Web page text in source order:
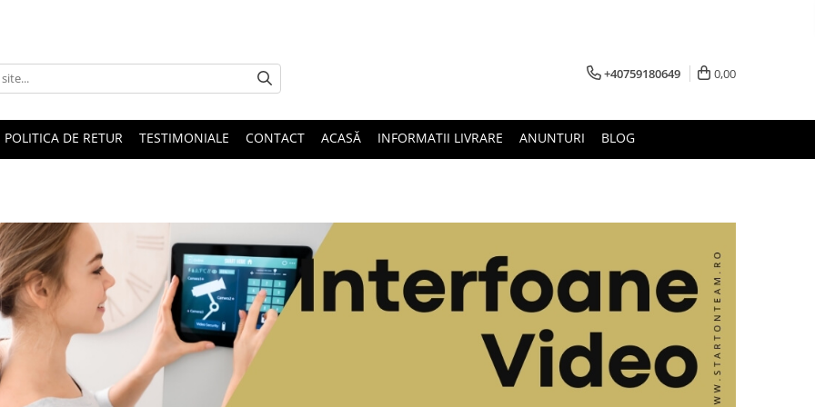
+40759180649 0,00
POLITICA DE RETUR TESTIMONIALE CONTACT ACASĂ INFORMATII LIVRARE ANUNTURI BLOG